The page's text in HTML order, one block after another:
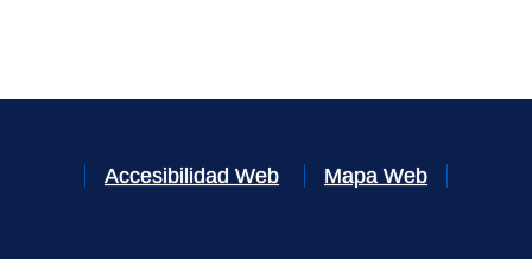
Accesibilidad Web Mapa Web